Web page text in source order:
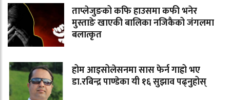
ताप्लेजुङको कफि हाउसमा कफी भनेर
मुस्ताङे खाएकी बालिका नजिकैको जंगलमा
बलात्कृत
होम आइसोलेसनमा सास फेर्न गाह्रो भए
डा.रबिन्द्र पाण्डेका यी १६ सुझाव पढ्नुहोस्